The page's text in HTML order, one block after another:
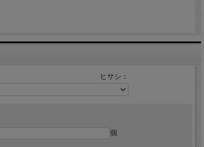
ヒサシ：
個